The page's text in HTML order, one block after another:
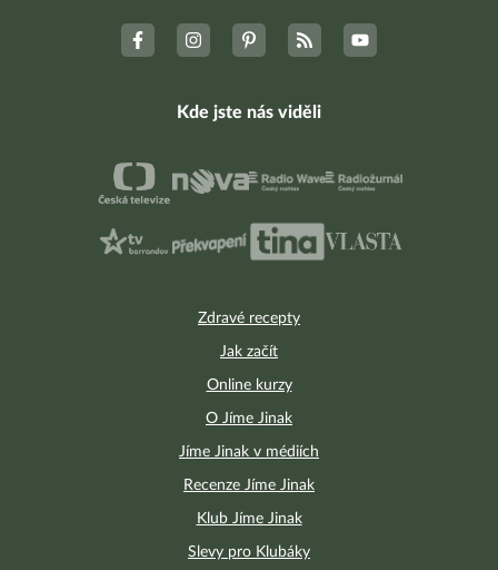
Zdravé recepty
Jak začít
Online kurzy
O Jíme Jinak
Jíme Jinak v médiích
Recenze Jíme Jinak
Klub Jíme Jinak
Slevy pro Klubáky
Kde jste nás viděli